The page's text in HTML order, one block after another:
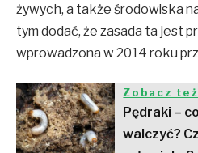
żywych, a także środowiska
tym dodać, że zasada ta jest
wprowadzona w 2014 roku
Zobacz
Pędraki –
walczyć?